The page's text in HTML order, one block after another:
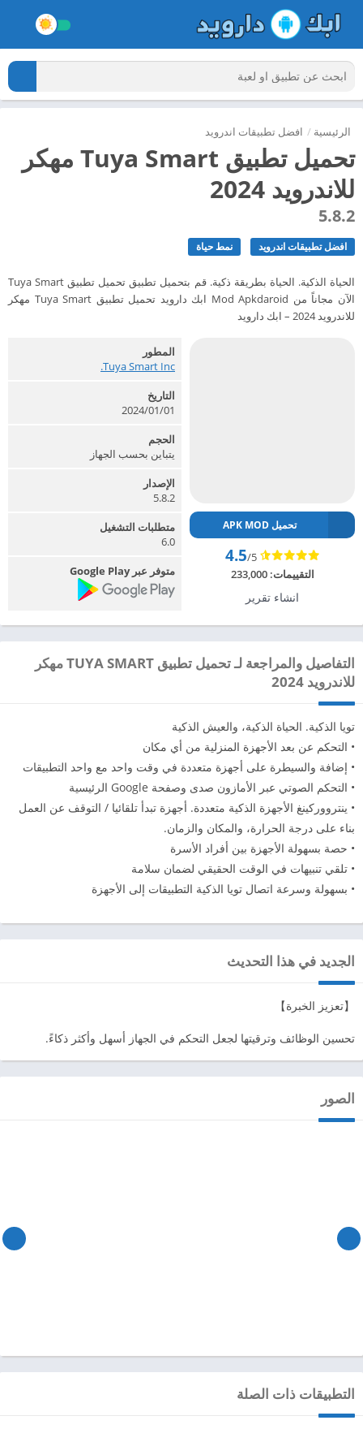
الرئيسية / افضل تطبيقات اندرويد
تحميل تطبيق Tuya Smart مهكر
للاندرويد 2024
5.8.2
افضل تطبيقات اندرويد نمط حياة
الحياة الذكية. الحياة بطريقة ذكية. قم بتحميل تطبيق تحميل تطبيق Tuya Smart
الآن مجاناً من Mod Apkdaroid ابك دارويد تحميل تطبيق Tuya Smart مهكر
للاندرويد 2024 – ابك دارويد
تحميل APK MOD
4.5/5
التقييمات:233,000
انشاء تقرير
المطور
Tuya Smart Inc.‏
التاريخ
2024/01/01
الحجم
يتباين بحسب الجهاز
الإصدار
5.8.2
متطلبات التشغيل
6.0
متوفر عبر Google Play
التفاصيل والمراجعة لـ تحميل تطبيق TUYA SMART مهكر
للاندرويد 2024
تويا الذكية. الحياة الذكية، والعيش الذكية
• التحكم عن بعد الأجهزة المنزلية من أي مكان
• إضافة والسيطرة على أجهزة متعددة في وقت واحد مع واحد التطبيقات
• التحكم الصوتي عبر الأمازون صدى وصفحة Google الرئيسية
• ينترووركينغ الأجهزة الذكية متعددة. أجهزة تبدأ تلقائيا / التوقف عن العمل
بناء على درجة الحرارة، والمكان والزمان.
• حصة بسهولة الأجهزة بين أفراد الأسرة
• تلقي تنبيهات في الوقت الحقيقي لضمان سلامة
• بسهولة وسرعة اتصال تويا الذكية التطبيقات إلى الأجهزة
الجديد في هذا التحديث
【تعزيز الخبرة】
تحسين الوظائف وترقيتها لجعل التحكم في الجهاز أسهل وأكثر ذكاءً.
الصور
التطبيقات ذات الصلة